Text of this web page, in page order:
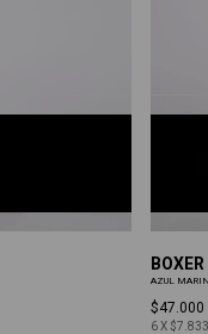
AZUL
$47.000
6X